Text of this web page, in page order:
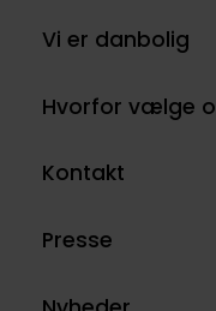
Vi er danbolig
Hvorfor vælge
Kontakt
Presse